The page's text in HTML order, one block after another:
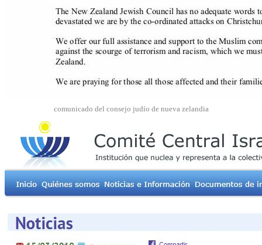
comunicado del consejo judío de nueva zelandia